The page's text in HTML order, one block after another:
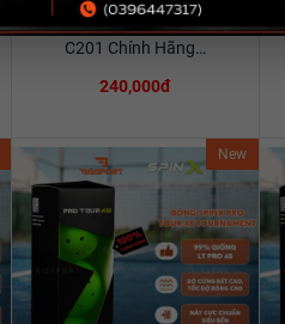
Xem chi tiết
Túi Thể Thao Cầu Lông Ywyat
C201 Chính Hãng…
240,000đ
New